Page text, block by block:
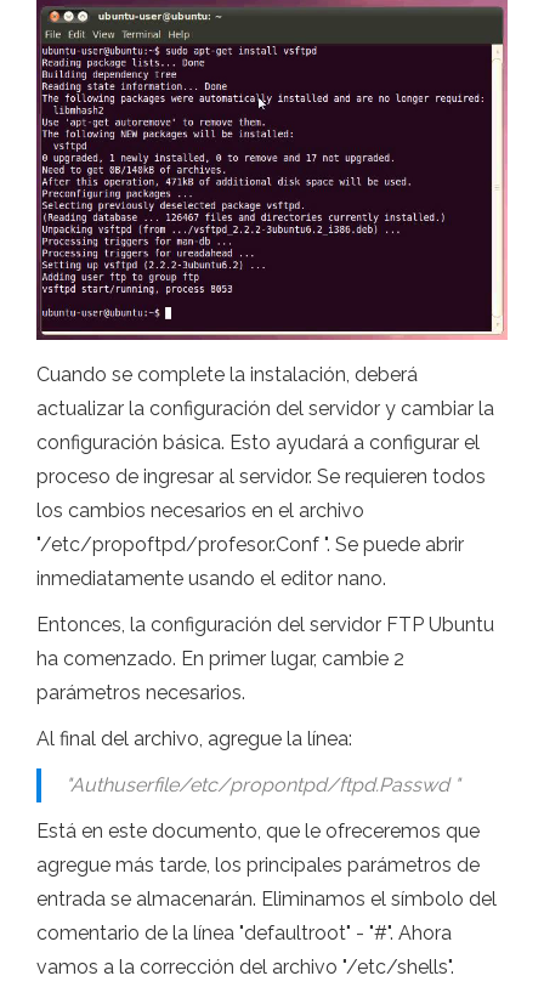
Cuando se complete la instalación, deberá
actualizar la configuración del servidor y cambiar la
configuración básica. Esto ayudará a configurar el
proceso de ingresar al servidor. Se requieren todos
los cambios necesarios en el archivo
"/etc/propoftpd/profesor.Conf ". Se puede abrir
inmediatamente usando el editor nano.
Entonces, la configuración del servidor FTP Ubuntu
ha comenzado. En primer lugar, cambie 2
parámetros necesarios.
Al final del archivo, agregue la línea:
"Authuserfile/etc/propontpd/ftpd.Passwd "
Está en este documento, que le ofreceremos que
agregue más tarde, los principales parámetros de
entrada se almacenarán. Eliminamos el símbolo del
comentario de la línea "defaultroot" - "#". Ahora
vamos a la corrección del archivo "/etc/shells".